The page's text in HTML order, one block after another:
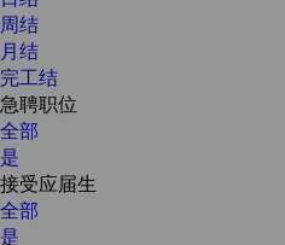
周结
月结
完工结
急聘职位
全部
是
接受应届生
全部
是